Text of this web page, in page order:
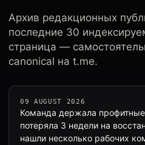
Архив редакционных
последние 30
страница —
canonical на t.me.
09 AUGUST 2026
Команда держала
потеряла 3 недели на
нашли несколько рабочих